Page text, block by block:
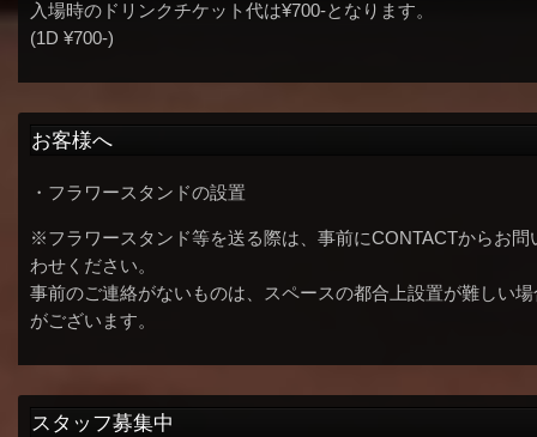
入場時のドリンクチケット代は¥700-となります。
(1D ¥700-)
お客様へ
・フラワースタンドの設置
※フラワースタンド等を送る際は、事前にCONTACTからお問
わせください。
事前のご連絡がないものは、スペースの都合上設置が難しい場
がございます。
スタッフ募集中